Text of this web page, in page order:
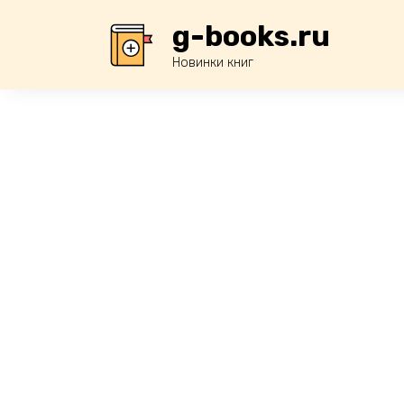
g-books.ru
Новинки книг